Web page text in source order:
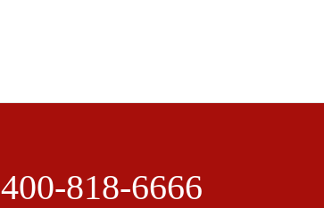
400-818-6666